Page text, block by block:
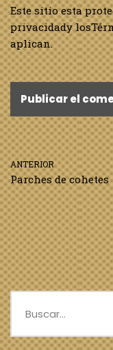
Este sitio esta
privacidady los
aplican.
ANTERIOR
Parches de cohetes